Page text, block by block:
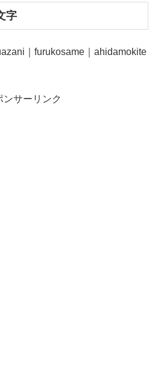
字
｜furukosame｜ahidamokite
ンサーリンク